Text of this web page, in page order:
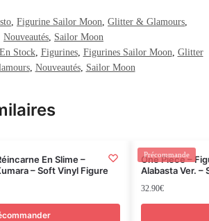
Figurine Sailor Moon Glitter & Glamours
Nouveautés Sailor Moon
En Stock, Figurines, Figurines Sailor Moon Glitter
, Nouveautés, Sailor Moon
En Slime –
– Soft Vinyl Figure
Précommande
One Piece –
Alabasta Ver. –
32.90€